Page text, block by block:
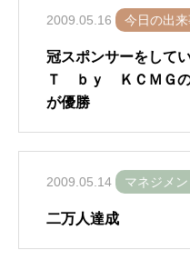
2009.05.16 今日の出
冠スポンサーをして
Ｔ ｂｙ ＫＣＭＧの
が優勝
2009.05.14 マネジメ
二万人達成